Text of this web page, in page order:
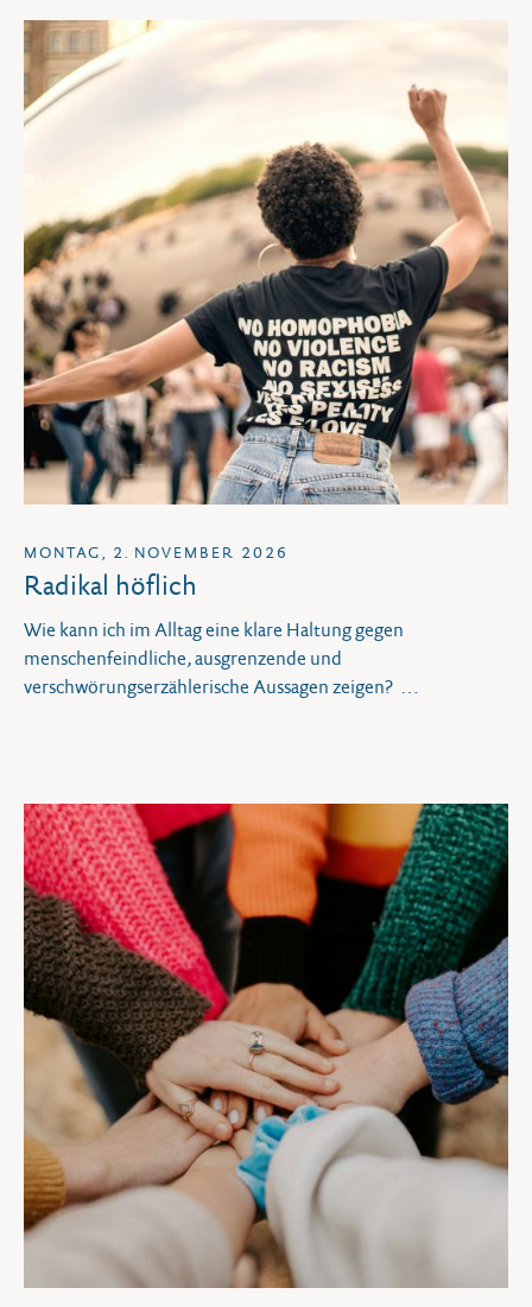
MONTAG, 2. NOVEMBER 2026
Radikal höflich
Wie kann ich im Alltag eine klare Haltung gegen
menschenfeindliche, ausgrenzende und
verschwörungserzählerische Aussagen zeigen?